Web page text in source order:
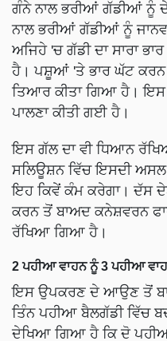
ਗੰਨੇ ਨਾਲ ਭਰੀਆਂ ਗੱਡੀਆਂ ਨੂੰ
ਨਾਲ ਭਰੀਆਂ ਗੱਡੀਆਂ ਨੂੰ
ਅਜਿਹੇ 'ਚ ਗੱਡੀ ਦਾ ਸਾਰਾ
ਹੈ। ਪਸ਼ੂਆਂ 'ਤੇ ਭਾਰ ਘੱਟ
ਤਿਆਰ ਕੀਤਾ ਗਿਆ ਹੈ। ਇਸ
ਪਾਲਣਾ ਕੀਤੀ ਗਈ ਹੈ।
ਇਸ ਗੱਲ ਦਾ ਵੀ ਧਿਆਨ
ਸਲਿਊਸ਼ਨ ਵਿੱਚ ਇਸਦੀ ਅਸਲ
ਇਹ ਕਿਵੇਂ ਕੰਮ ਕਰੇਗਾ। ਦੱਸ
ਕਰਨ ਤੋਂ ਬਾਅਦ ਕਨੇਸ਼ਵਰਨ
ਰੱਖਿਆ ਗਿਆ ਹੈ।
2 ਪਹੀਆ ਵਾਹਨ ਨੂੰ 3 ਪਹੀਆ
ਇਸ ਉਪਕਰਣ ਦੇ ਆਉਣ ਤੋਂ
ਤਿੰਨ ਪਹੀਆ ਬੈਲਗੱਡੀ ਵਿੱਚ
ਦੇਖਿਆ ਗਿਆ ਹੈ ਕਿ ਦੋ